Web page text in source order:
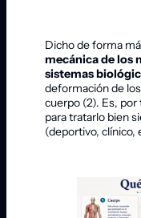
Dicho de forma
mecánica de los
sistemas
deformación de
cuerpo (2). Es,
para tratarlo bien
(deportivo, clínico,